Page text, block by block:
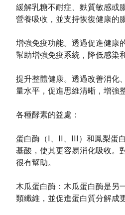
緩解乳糖不耐症、麩質敏感或
營養吸收，並支持恢復健康的
增強免疫功能。透過促進健康
幫助增強免疫系統，降低感染
提升整體健康。透過改善消化
量水平，促進思維清晰，增強
各種酵素的益處：
蛋白酶（I、II、III）和鳳梨蛋
基酸，使其更容易消化吸收。
很有幫助。
木瓜蛋白酶：木瓜蛋白酶是另
類纖維，並促進蛋白質分解成